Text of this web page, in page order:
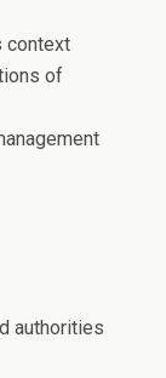
context
of
authorities